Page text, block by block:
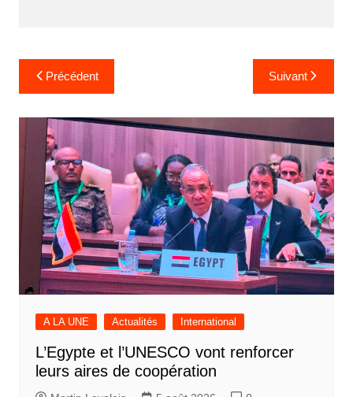
Navigation
de
l’article
Précédent Suivant
A LA UNE Actualités International
L’Egypte et l’UNESCO vont renforcer
leurs aires de coopération